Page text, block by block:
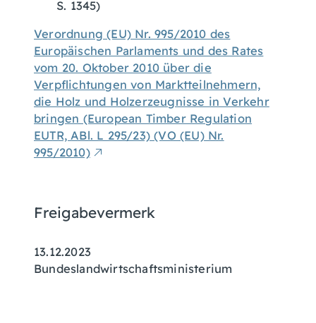
S. 1345)
Verordnung (EU) Nr. 995/2010 des
Europäischen Parlaments und des Rates
vom 20. Oktober 2010 über die
Verpflichtungen von Marktteilnehmern,
die Holz und Holzerzeugnisse in Verkehr
bringen (European Timber Regulation
EUTR, ABl. L 295/23) (VO (EU) Nr.
995/2010)
Freigabevermerk
13.12.2023
Bundeslandwirtschaftsministerium